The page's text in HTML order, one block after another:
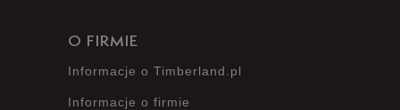
O FIRMIE
Informacje o Timberland.pl
Informacje o firmie